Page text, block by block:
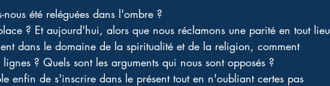
été reléguées dans l'ombre ?
? Et aujourd'hui, alors que nous réclamons une parité en tout lieu
dans le domaine de la spiritualité et de la religion, comment
? Quels sont les arguments qui nous sont opposés ?
enfin de s'inscrire dans le présent tout en n'oubliant certes pas